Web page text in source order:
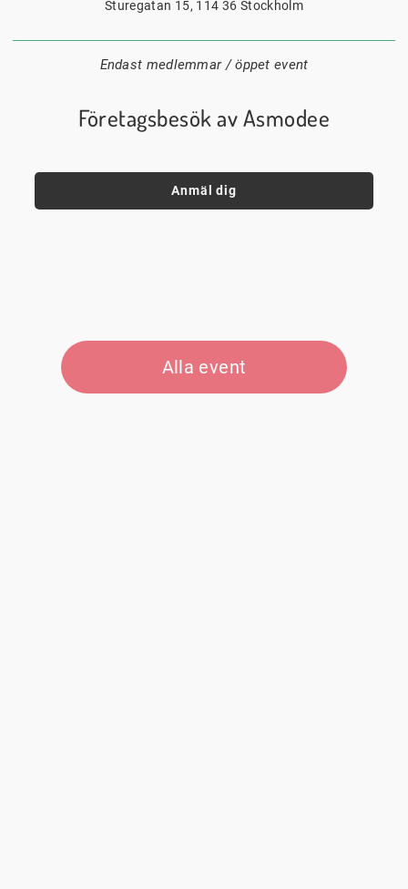
Sturegatan 15, 114 36 Stockholm
Endast medlemmar / öppet event
Företagsbesök av Asmodee
Anmäl dig
Alla event